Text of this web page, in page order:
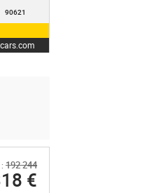
90621
cars.com
192 244
€